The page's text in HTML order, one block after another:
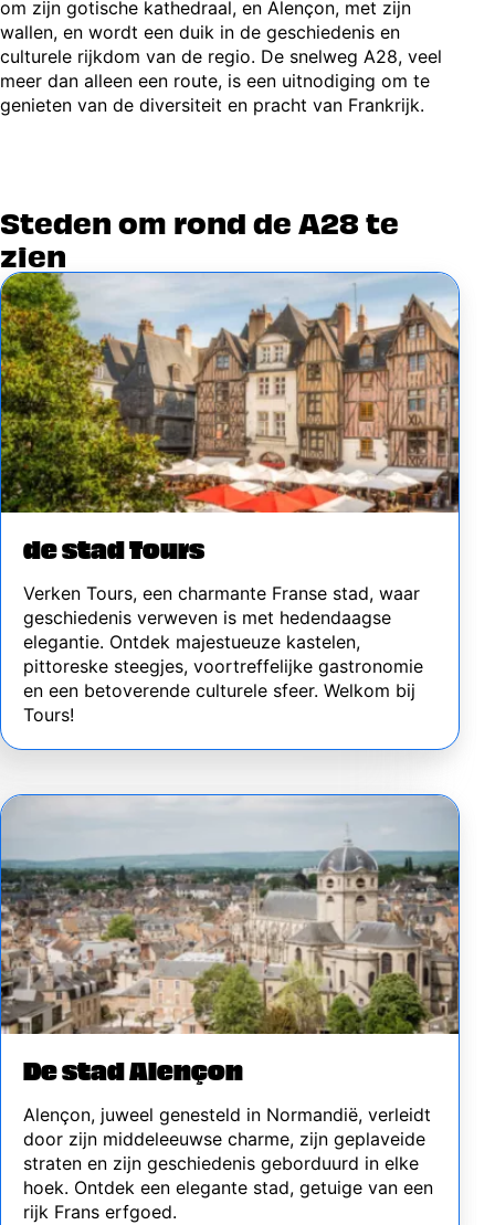
om zijn gotische kathedraal, en Alençon, met zijn
wallen, en wordt een duik in de geschiedenis en
culturele rijkdom van de regio. De snelweg A28, veel
meer dan alleen een route, is een uitnodiging om te
genieten van de diversiteit en pracht van Frankrijk.
Steden om rond de A28 te
zien
Image
de stad Tours
Verken Tours, een charmante Franse stad, waar
geschiedenis verweven is met hedendaagse
elegantie. Ontdek majestueuze kastelen,
pittoreske steegjes, voortreffelijke gastronomie
en een betoverende culturele sfeer. Welkom bij
Tours!
Image
De stad Alençon
Alençon, juweel genesteld in Normandië, verleidt
door zijn middeleeuwse charme, zijn geplaveide
straten en zijn geschiedenis geborduurd in elke
hoek. Ontdek een elegante stad, getuige van een
rijk Frans erfgoed.